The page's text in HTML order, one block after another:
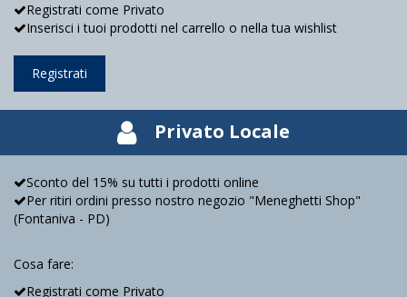
Registrati come Privato
Inserisci i tuoi prodotti nel carrello o nella tua wishlist
Registrati
Privato Locale
Sconto del 15% su tutti i prodotti online
Per ritiri ordini presso nostro negozio "Meneghetti Shop"
(Fontaniva - PD)
Cosa fare:
Registrati come Privato